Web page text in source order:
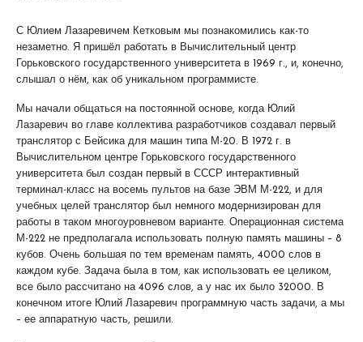
С Юлием Лазаревичем Кетковым мы познакомились как-то
незаметно. Я пришёл работать в Вычислительный центр
Горьковского государственного университета в 1969 г., и, конечно,
слышал о нём, как об уникальном программисте.
Мы начали общаться на постоянной основе, когда Юлий
Лазаревич во главе коллектива разработчиков создавал первый
транслятор с Бейсика для машин типа М-20. В 1972 г. в
Вычислительном центре Горьковского государственного
университета был создан первый в СССР интерактивный
терминал-класс на восемь пультов на базе ЭВМ М-222, и для
учебных целей транслятор был немного модернизирован для
работы в таком многоуровневом варианте. Операционная система
М-222 не предполагала использовать полную память машины – 8
кубов. Очень большая по тем временам память, 4000 слов в
каждом кубе. Задача была в том, как использовать ее целиком,
все было рассчитано на 4096 слов, а у нас их было 32000. В
конечном итоге Юлий Лазаревич программную часть задачи, а мы
– ее аппаратную часть, решили.